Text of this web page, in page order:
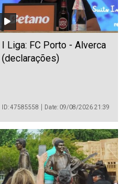
I Liga: FC Porto - Alverca
(declarações)
ID: 47585558 Date: 09/08/2026 21:39